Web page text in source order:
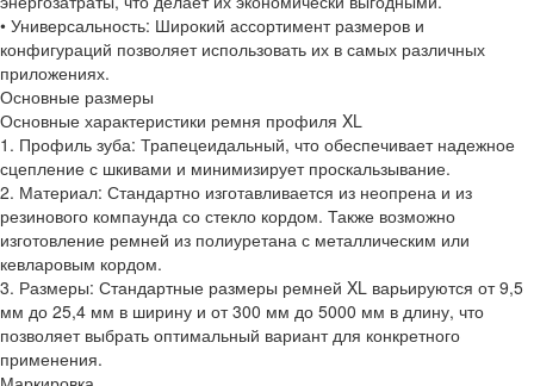
• Универсальность: Широкий ассортимент размеров и
конфигураций позволяет использовать их в самых различных
приложениях.
Основные размеры
Основные характеристики ремня профиля XL
1. Профиль зуба: Трапецеидальный, что обеспечивает надежное
сцепление с шкивами и минимизирует проскальзывание.
2. Материал: Стандартно изготавливается из неопрена и из
резинового компаунда со стекло кордом. Также возможно
изготовление ремней из полиуретана с металлическим или
кевларовым кордом.
3. Размеры: Стандартные размеры ремней XL варьируются от 9,5
мм до 25,4 мм в ширину и от 300 мм до 5000 мм в длину, что
позволяет выбрать оптимальный вариант для конкретного
применения.